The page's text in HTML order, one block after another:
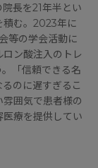
長を21年半とい
積む。2023年に
等の学会活動に
ン酸注入のトレ
「信頼できる名
のに遅すぎるこ
囲気で患者様の
療を提供してい